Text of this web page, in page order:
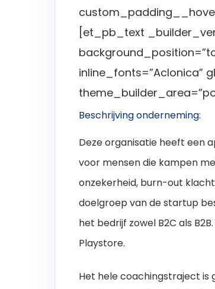
[et_pb_text
inline_fonts=”Aclonica”
Beschrijving onderneming:
Deze organisatie heeft een
voor mensen die kampen
onzekerheid, burn-out
doelgroep van de startup
het bedrijf zowel B2C als
Playstore.
Het hele coachingstraject is